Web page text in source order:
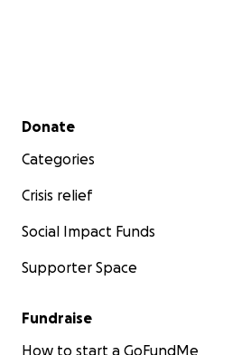
Secondary menu
Donate
Categories
Crisis relief
Social Impact Funds
Supporter Space
Fundraise
How to start a GoFundMe